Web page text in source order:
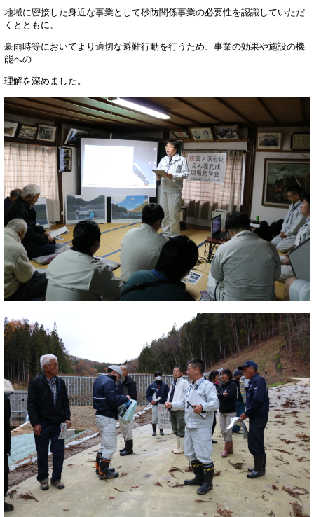
地域に密接した身近な事業として砂防関係事業の必要性を認識していただ
くとともに、
豪雨時等においてより適切な避難行動を行うため、事業の効果や施設の機
能への
理解を深めました。